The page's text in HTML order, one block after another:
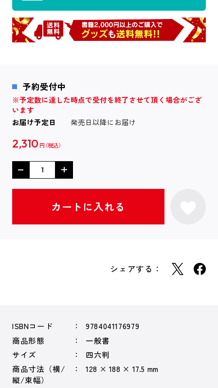
予約受付中
※予定数に達した時点で受付を終了させて頂く場合がござ
います
お届け予定日
発売日以降にお届け
2,310 円
シェアする：
ISBNコード
9784041176979
商品形態
一般書
サイズ
四六判
商品寸法（横/
縦/束幅）
128 × 188 × 17.5 mm